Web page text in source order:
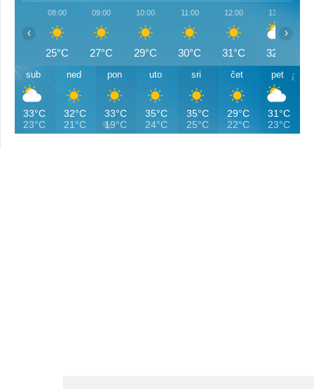
08:00
25°C
09:00
27°C
10:00
29°C
11:00
30°C
12:00
31°C
13:00
32°C
‹ ›
sub
33°C
23°C
ned
32°C
21°C
pon
33°C
19°C
uto
35°C
24°C
sri
35°C
25°C
čet
29°C
22°C
pet
31°C
23°C